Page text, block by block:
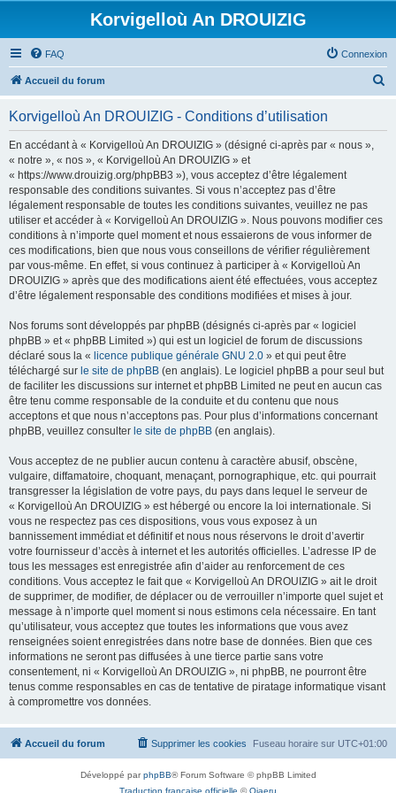
Korvigelloù An DROUIZIG
FAQ Connexion
Accueil du forum
Korvigelloù An DROUIZIG - Conditions d’utilisation
En accédant à « Korvigelloù An DROUIZIG » (désigné ci-après par « nous »,
« notre », « nos », « Korvigelloù An DROUIZIG » et
« https://www.drouizig.org/phpBB3 »), vous acceptez d’être légalement
responsable des conditions suivantes. Si vous n’acceptez pas d’être
légalement responsable de toutes les conditions suivantes, veuillez ne pas
utiliser et accéder à « Korvigelloù An DROUIZIG ». Nous pouvons modifier ces
conditions à n’importe quel moment et nous essaierons de vous informer de
ces modifications, bien que nous vous conseillons de vérifier régulièrement
par vous-même. En effet, si vous continuez à participer à « Korvigelloù An
DROUIZIG » après que des modifications aient été effectuées, vous acceptez
d’être légalement responsable des conditions modifiées et mises à jour.
Nos forums sont développés par phpBB (désignés ci-après par « logiciel
phpBB » et « phpBB Limited ») qui est un logiciel de forum de discussions
déclaré sous la « licence publique générale GNU 2.0 » et qui peut être
téléchargé sur le site de phpBB (en anglais). Le logiciel phpBB a pour seul but
de faciliter les discussions sur internet et phpBB Limited ne peut en aucun cas
être tenu comme responsable de la conduite et du contenu que nous
acceptons et que nous n’acceptons pas. Pour plus d’informations concernant
phpBB, veuillez consulter le site de phpBB (en anglais).
Vous acceptez de ne publier aucun contenu à caractère abusif, obscène,
vulgaire, diffamatoire, choquant, menaçant, pornographique, etc. qui pourrait
transgresser la législation de votre pays, du pays dans lequel le serveur de
« Korvigelloù An DROUIZIG » est hébergé ou encore la loi internationale. Si
vous ne respectez pas ces dispositions, vous vous exposez à un
bannissement immédiat et définitif et nous nous réservons le droit d’avertir
votre fournisseur d’accès à internet et les autorités officielles. L’adresse IP de
tous les messages est enregistrée afin d’aider au renforcement de ces
conditions. Vous acceptez le fait que « Korvigelloù An DROUIZIG » ait le droit
de supprimer, de modifier, de déplacer ou de verrouiller n’importe quel sujet et
message à n’importe quel moment si nous estimons cela nécessaire. En tant
qu’utilisateur, vous acceptez que toutes les informations que vous avez
renseignées soient enregistrées dans notre base de données. Bien que ces
informations ne seront pas diffusées à une tierce partie sans votre
consentement, ni « Korvigelloù An DROUIZIG », ni phpBB, ne pourront être
tenus comme responsables en cas de tentative de piratage informatique visant
à compromettre vos données.
Accueil du forum Fuseau horaire sur UTC+01:00
Supprimer les cookies
Développé parphpBB® Forum Software © phpBB Limited
Traduction française officielle ©Qiaeru